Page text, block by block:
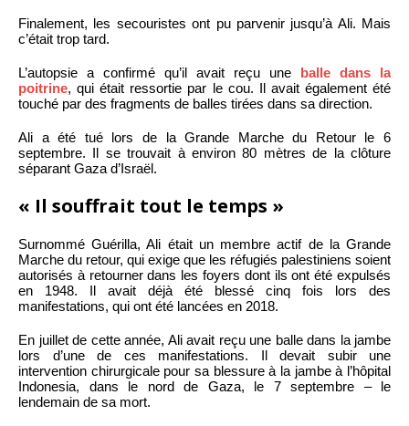
Finalement, les secouristes ont pu parvenir jusqu’à Ali. Mais
c’était trop tard.
L’autopsie a confirmé qu’il avait reçu une balle dans la
poitrine, qui était ressortie par le cou. Il avait également été
touché par des fragments de balles tirées dans sa direction.
Ali a été tué lors de la Grande Marche du Retour le 6
septembre. Il se trouvait à environ 80 mètres de la clôture
séparant Gaza d’Israël.
« Il souffrait tout le temps »
Surnommé Guérilla, Ali était un membre actif de la Grande
Marche du retour, qui exige que les réfugiés palestiniens soient
autorisés à retourner dans les foyers dont ils ont été expulsés
en 1948. Il avait déjà été blessé cinq fois lors des
manifestations, qui ont été lancées en 2018.
En juillet de cette année, Ali avait reçu une balle dans la jambe
lors d’une de ces manifestations. Il devait subir une
intervention chirurgicale pour sa blessure à la jambe à l’hôpital
Indonesia, dans le nord de Gaza, le 7 septembre – le
lendemain de sa mort.